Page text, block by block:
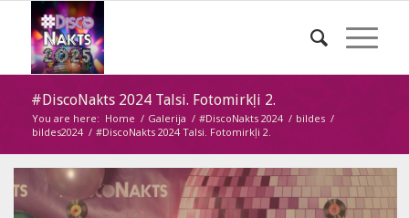
#DiscoNakts 2024 Talsi. Fotomirkļi 2.
You are here: Home / Galerija / #DiscoNakts 2024 / bildes /
bildes2024 / #DiscoNakts 2024 Talsi. Fotomirkļi 2.